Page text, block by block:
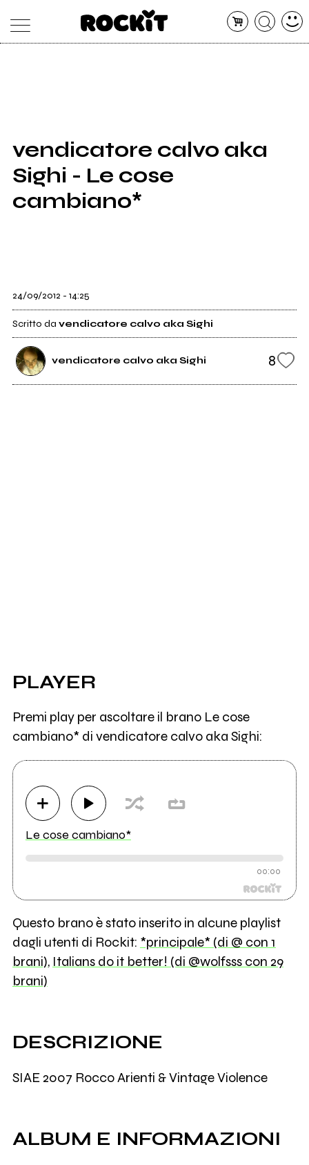
SHOP
RADIO
vendicatore calvo aka
Sighi - Le cose
cambiano*
24/09/2012 - 14:25
Scritto da vendicatore calvo aka Sighi
vendicatore calvo aka Sighi 8
PLAYER
Premi play per ascoltare il brano Le cose
cambiano* di vendicatore calvo aka Sighi:
Le cose cambiano*
00:00
Questo brano è stato inserito in alcune playlist
dagli utenti di Rockit: *principale* (di @ con 1
brani), Italians do it better! (di @wolfsss con 29
brani)
DESCRIZIONE
SIAE 2007 Rocco Arienti & Vintage Violence
ALBUM E INFORMAZIONI